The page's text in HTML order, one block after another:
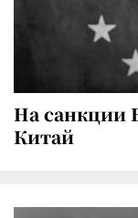
На санкции
Китай